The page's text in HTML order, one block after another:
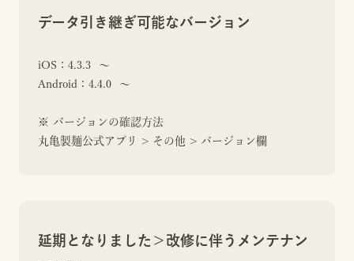
データ引き継ぎ可能なバージョン
iOS：4.3.3 〜
Android：4.4.0 〜
※ バージョンの確認方法
丸亀製麺公式アプリ > その他 > バージョン欄
延期となりました＞改修に伴うメンテナン